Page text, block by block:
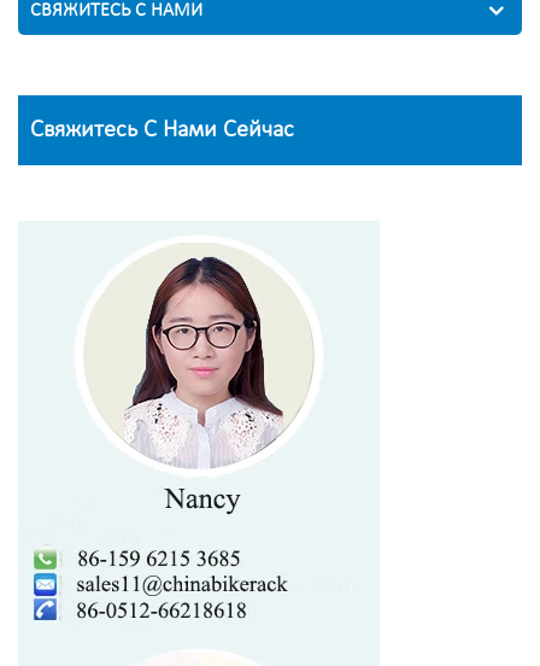
СВЯЖИТЕСЬ С НАМИ
Свяжитесь С Нами Сейчас